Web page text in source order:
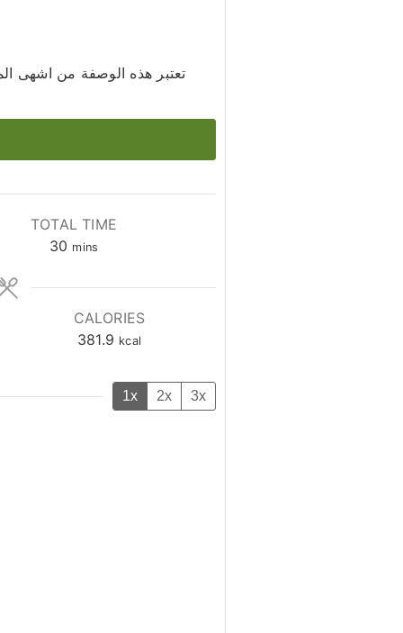
تعتبر هذه الوصفة من اشهى
TOTAL TIME
30 minutes
mins
CALORIES
381.9 kcal
1x 2x 3x